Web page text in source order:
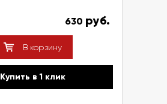
630 руб.
В корзину
Купить в 1 клик